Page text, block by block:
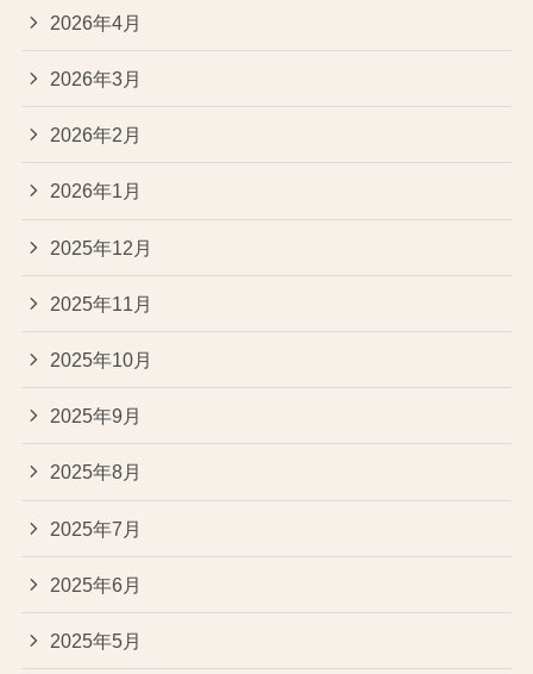
2026年4月
2026年3月
2026年2月
2026年1月
2025年12月
2025年11月
2025年10月
2025年9月
2025年8月
2025年7月
2025年6月
2025年5月